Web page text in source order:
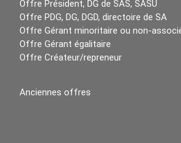
Offre Président, DG de SAS, SASU
Offre PDG, DG, DGD, directoire de SA
Offre Gérant minoritaire ou non-
Offre Gérant égalitaire
Offre Créateur/repreneur
Anciennes offres